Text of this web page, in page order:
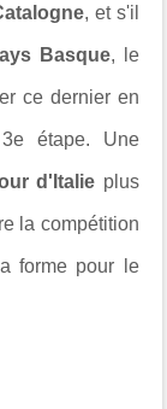
, et s'il
Basque, le
ce dernier en
étape. Une
d'Italie plus
la compétition
forme pour le